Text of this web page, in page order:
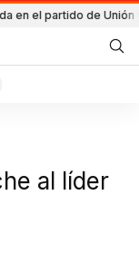
el partido de Unión y
al líder